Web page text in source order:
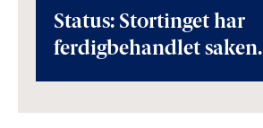
Status: Stortinget har
ferdigbehandlet saken.